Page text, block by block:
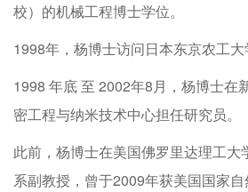
校）的机械工程博士学位。
1998年，杨博士访问日本东京农工大
1998 年底至 2002年8月 ，杨博士在
密工程与纳米技术中心担任研究员。
此前，杨博士在美国佛罗里达理工大
系副教授，曾于2009年获美国国家